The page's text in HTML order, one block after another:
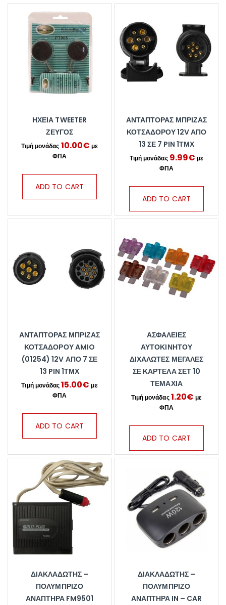
ΗΧΕΙΑ TWEETER
ΖΕΥΓΟΣ
10.00€
ADD TO CART
ΑΝΤΆΠΤΟΡΑΣ ΜΠΡΊΖΑΣ
ΚΟΤΣΑΔΌΡΟΥ 12V ΑΠΌ
13 ΣΕ 7 PIN 1ΤΜΧ
9.99€
ADD TO CART
ΑΝΤΆΠΤΟΡΑΣ ΜΠΡΊΖΑΣ
ΚΟΤΣΑΔΌΡΟΥ AMIO
(01254) 12V ΑΠΌ 7 ΣΕ
13 PIN 1ΤΜΧ
15.00€
ADD TO CART
ΑΣΦΆΛΕΙΕΣ
ΑΥΤΟΚΙΝΉΤΟΥ
ΔΙΧΑΛΩΤΈΣ ΜΕΓΆΛΕΣ
ΣΕ ΚΑΡΤΈΛΑ ΣΕΤ 10
ΤΕΜΆΧΙΑ
1.20€
ADD TO CART
ΔΙΑΚΛΑΔΩΤΉΣ –
ΠΟΛΎΜΠΡΙΖΟ
ΑΝΑΠΤΉΡΑ FM9501
ΔΙΑΚΛΑΔΩΤΉΣ –
ΠΟΛΎΜΠΡΙΖΟ
ΑΝΑΠΤΉΡΑ IN – CAR